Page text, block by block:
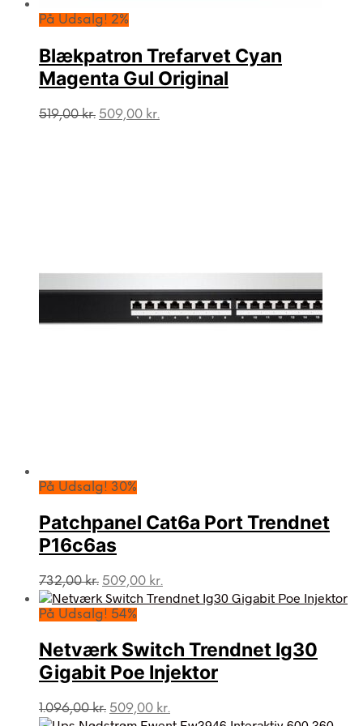
På Udsalg! 2%
Blækpatron Trefarvet Cyan
Magenta Gul Original
519,00kr. Den
509,00 kr.
På Udsalg! 30%
Patchpanel Cat6a Port Trendnet
P16c6as
732,00kr. Den
oprindelige
pris
732,00 kr..
509,00 kr.
aktuelle
509,00 kr..
På Udsalg! 54%
Netværk Switch Trendnet Ig30
Gigabit Poe Injektor
1.096,00kr. Den
oprindelige
509,00 kr.
aktuelle